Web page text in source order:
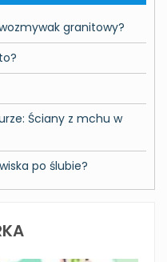
granitowy?
Ściany z mchu w
po ślubie?